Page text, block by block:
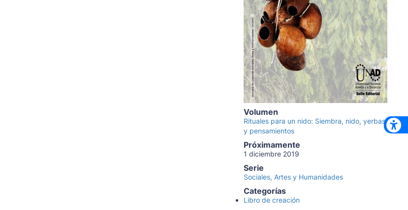
Volumen
Rituales para un nido: Siembra, nido, yerbas
y pensamientos
Próximamente
1 diciembre 2019
Serie
Sociales, Artes y Humanidades
Categorías
Libro de creación